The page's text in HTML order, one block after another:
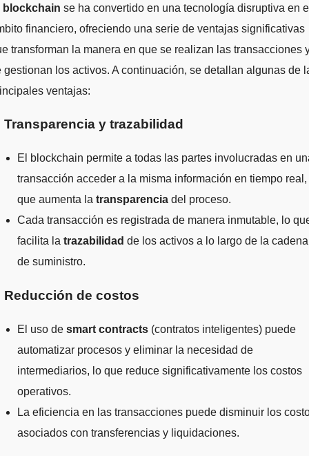
blockchain se ha convertido en una tecnología disruptiva en
financiero, ofreciendo una serie de ventajas significativas
transforman la manera en que se realizan las transacciones
gestionan los activos. A continuación, se detallan algunas de
ventajas:
Transparencia y trazabilidad
El blockchain permite a todas las partes involucradas en
transacción acceder a la misma información en tiempo
que aumenta la transparencia del proceso.
Cada transacción es registrada de manera inmutable, lo
facilita la trazabilidad de los activos a lo largo de la cadena
de suministro.
Reducción de costos
El uso de smart contracts (contratos inteligentes) puede
automatizar procesos y eliminar la necesidad de
intermediarios, lo que reduce significativamente los costos
operativos.
La eficiencia en las transacciones puede disminuir los
asociados con transferencias y liquidaciones.